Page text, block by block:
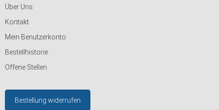
Über Uns
Kontakt
Mein Benutzerkonto
Bestellhistorie
Offene Stellen
Bestellung widerrufen